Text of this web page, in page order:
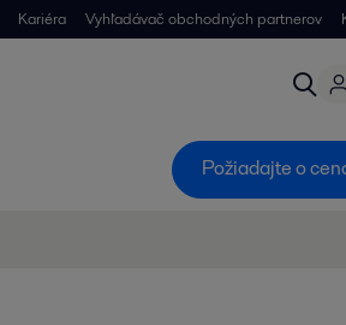
Kariéra Vyhľadávač obchodných partnerov
Požiadajte o